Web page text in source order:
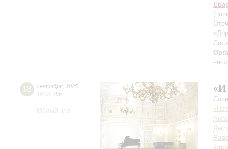
18 сентября 2025
19:00 Чт
Малый зал
«И